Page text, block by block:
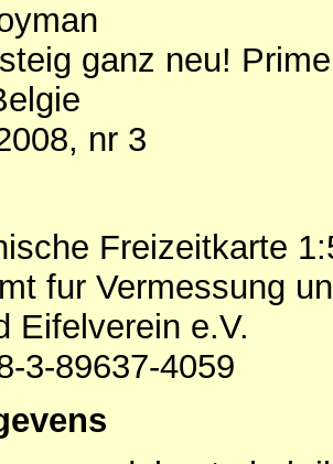
ganz neu!
nr 3
Freizeitkarte
fur Vermessung
Eifelverein e.V.
3-89637-4059